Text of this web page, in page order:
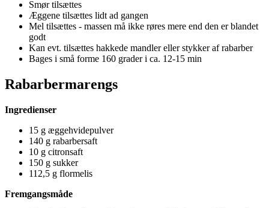
Smør tilsættes
Æggene tilsættes lidt ad gangen
Mel tilsættes - massen må ikke røres mere end den er blandet
godt
Kan evt. tilsættes hakkede mandler eller stykker af rabarber
Bages i små forme 160 grader i ca. 12-15 min
Rabarbermarengs
Ingredienser
15 g æggehvidepulver
140 g rabarbersaft
10 g citronsaft
150 g sukker
112,5 g flormelis
Fremgangsmåde